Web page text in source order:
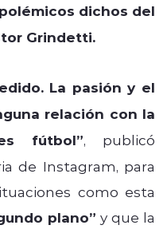
dichos del
Grindetti.
La pasión y el
relación con la
fútbol”, publicó
de Instagram, para
como esta
plano” y que la